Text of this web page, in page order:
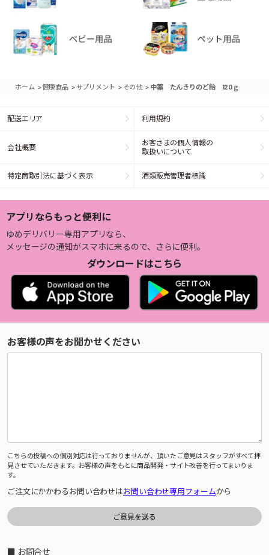
ホーム >健康食品 >サプリメント > その他 > 中薬 たんきりのど飴 120ｇ
配送エリア 利用規約
会社概要
お客さまの個人情報の
取扱いについて
特定商取引法に基づく表示 酒類販売管理者標識
アプリならもっと便利に
ゆめデリバリー専用アプリなら、
メッセージの通知がスマホに来るので、さらに便利。
ダウンロードはこちら
お客様の声をお聞かせください
こちらの投稿への個別対応は行っておりませんが、頂いたご意見はスタッフがすべて拝
見させていただきます。お客様の声をもとに商品開発・サイト改善を行ってまいりま
す。
ご注文にかかわるお問い合わせはお問い合わせ専用フォームから
■ お問合せ